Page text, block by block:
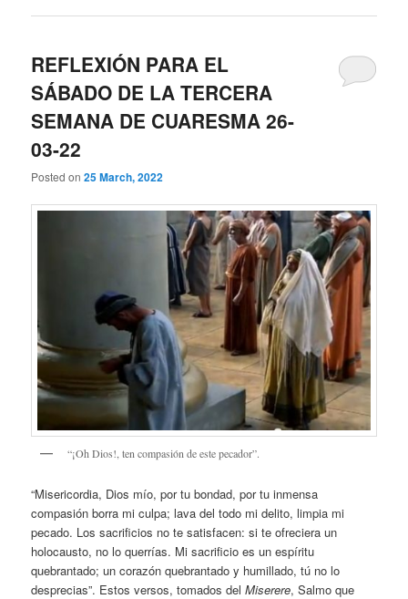
REFLEXIÓN PARA EL
SÁBADO DE LA TERCERA
SEMANA DE CUARESMA 26-
03-22
Posted on25 March, 2022
“¡Oh Dios!, ten compasión de este pecador”.
“Misericordia, Dios mío, por tu bondad, por tu inmensa
compasión borra mi culpa; lava del todo mi delito, limpia mi
pecado. Los sacrificios no te satisfacen: si te ofreciera un
holocausto, no lo querrías. Mi sacrificio es un espíritu
quebrantado; un corazón quebrantado y humillado, tú no lo
desprecias”. Estos versos, tomados delMiserere, Salmo que